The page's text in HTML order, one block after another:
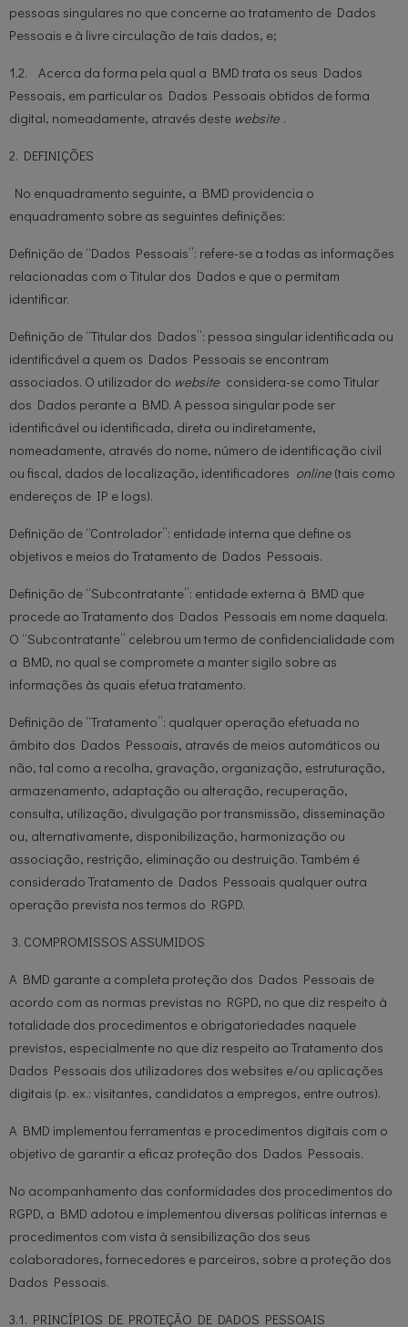
pessoas singulares no que concerne ao tratamento de Dados
Pessoais e à livre circulação de tais dados, e;
1.2. Acerca da forma pela qual a BMD trata os seus Dados
Pessoais, em particular os Dados Pessoais obtidos de forma
digital, nomeadamente, através deste website .
2. DEFINIÇÕES
No enquadramento seguinte, a BMD providencia o
enquadramento sobre as seguintes definições:
Definição de “Dados Pessoais”: refere-se a todas as informações
relacionadas com o Titular dos Dados e que o permitam
identificar.
Definição de “Titular dos Dados”: pessoa singular identificada ou
identificável a quem os Dados Pessoais se encontram
associados. O utilizador do website considera-se como Titular
dos Dados perante a BMD. A pessoa singular pode ser
identificável ou identificada, direta ou indiretamente,
nomeadamente, através do nome, número de identificação civil
ou fiscal, dados de localização, identificadores online (tais como
endereços de IP e logs).
Definição de “Controlador”: entidade interna que define os
objetivos e meios do Tratamento de Dados Pessoais.
Definição de “Subcontratante”: entidade externa à BMD que
procede ao Tratamento dos Dados Pessoais em nome daquela.
O “Subcontratante” celebrou um termo de confidencialidade com
a BMD, no qual se compromete a manter sigilo sobre as
informações às quais efetua tratamento.
Definição de “Tratamento”: qualquer operação efetuada no
âmbito dos Dados Pessoais, através de meios automáticos ou
não, tal como a recolha, gravação, organização, estruturação,
armazenamento, adaptação ou alteração, recuperação,
consulta, utilização, divulgação por transmissão, disseminação
ou, alternativamente, disponibilização, harmonização ou
associação, restrição, eliminação ou destruição. Também é
considerado Tratamento de Dados Pessoais qualquer outra
operação prevista nos termos do RGPD.
3. COMPROMISSOS ASSUMIDOS
A BMD garante a completa proteção dos Dados Pessoais de
acordo com as normas previstas no RGPD, no que diz respeito à
totalidade dos procedimentos e obrigatoriedades naquele
previstos, especialmente no que diz respeito ao Tratamento dos
Dados Pessoais dos utilizadores dos websites e/ou aplicações
digitais (p. ex.: visitantes, candidatos a empregos, entre outros).
A BMD implementou ferramentas e procedimentos digitais com o
objetivo de garantir a eficaz proteção dos Dados Pessoais.
No acompanhamento das conformidades dos procedimentos do
RGPD, a BMD adotou e implementou diversas políticas internas e
procedimentos com vista à sensibilização dos seus
colaboradores, fornecedores e parceiros, sobre a proteção dos
Dados Pessoais.
3.1. PRINCÍPIOS DE PROTEÇÃO DE DADOS PESSOAIS